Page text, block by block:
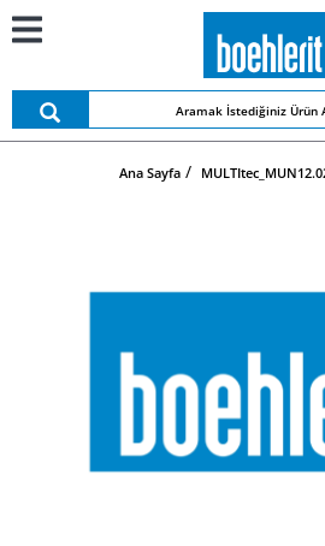
Ana Sayfa